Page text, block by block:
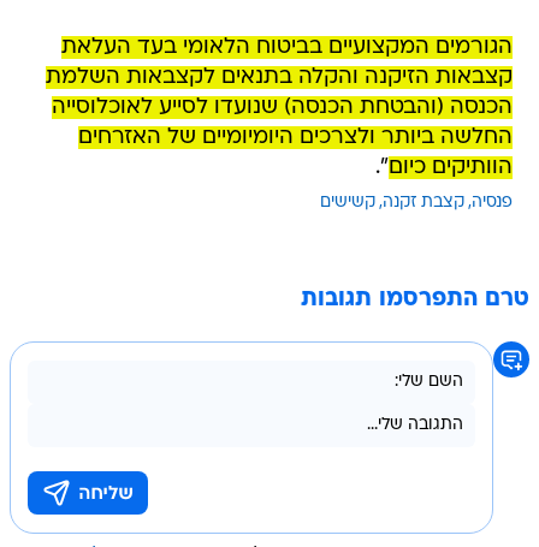
הגורמים המקצועיים בביטוח הלאומי בעד העלאת
קצבאות הזיקנה והקלה בתנאים לקצבאות השלמת
הכנסה (והבטחת הכנסה) שנועדו לסייע לאוכלוסייה
החלשה ביותר ולצרכים היומיומיים של האזרחים
הוותיקים כיום".
פנסיה קצבת זקנה קשישים
טרם התפרסמו תגובות